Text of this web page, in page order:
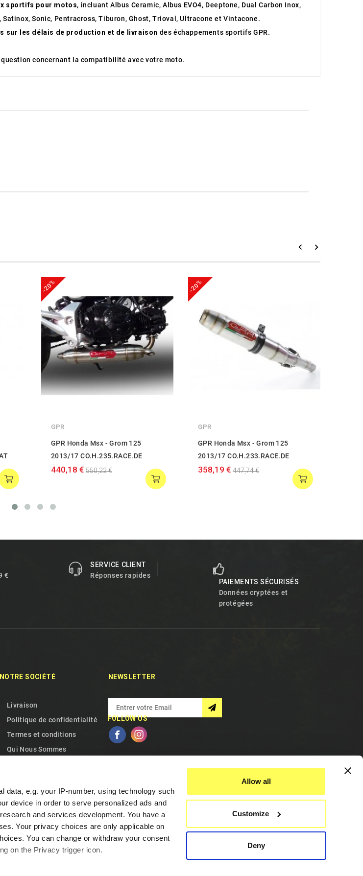
data, e.g. your IP-number, using technology such
device in order to serve personalized ads and
and services development. You have a
Your privacy choices are only applicable on
You can change or withdraw your consent
on the Privacy trigger icon.
Allow all
Customize
Deny
sportifs pour motos, incluant Albus Ceramic, Albus EVO4, Deeptone, Dual Carbon Inox,
Satinox, Sonic, Pentracross, Tiburon, Ghost, Trioval, Ultracone et Vintacone.
sur les délais de production et de livraison des échappements sportifs GPR.
concernant la compatibilité avec votre moto.
-20%
GPR
GPR Honda Msx - Grom 125
2013/17 CO.H.235.RACE.DE
440,18 € 550,22 €
-20%
GPR
GPR Honda Msx - Grom 125
2013/17 CO.H.233.RACE.DE
358,19 € 447,74 €
€
SERVICE CLIENT
Réponses rapides
PAIEMENTS SÉCURISÉS
Données cryptées et
protégées
NOTRE SOCIÉTÉ
Livraison
Politique de confidentialité
Termes et conditions
Qui Nous Sommes
Garantie et retrait
Questions fréquentes
Programme de fidélité
Contactez-nous
NEWSLETTER
FOLLOW US
Assistance